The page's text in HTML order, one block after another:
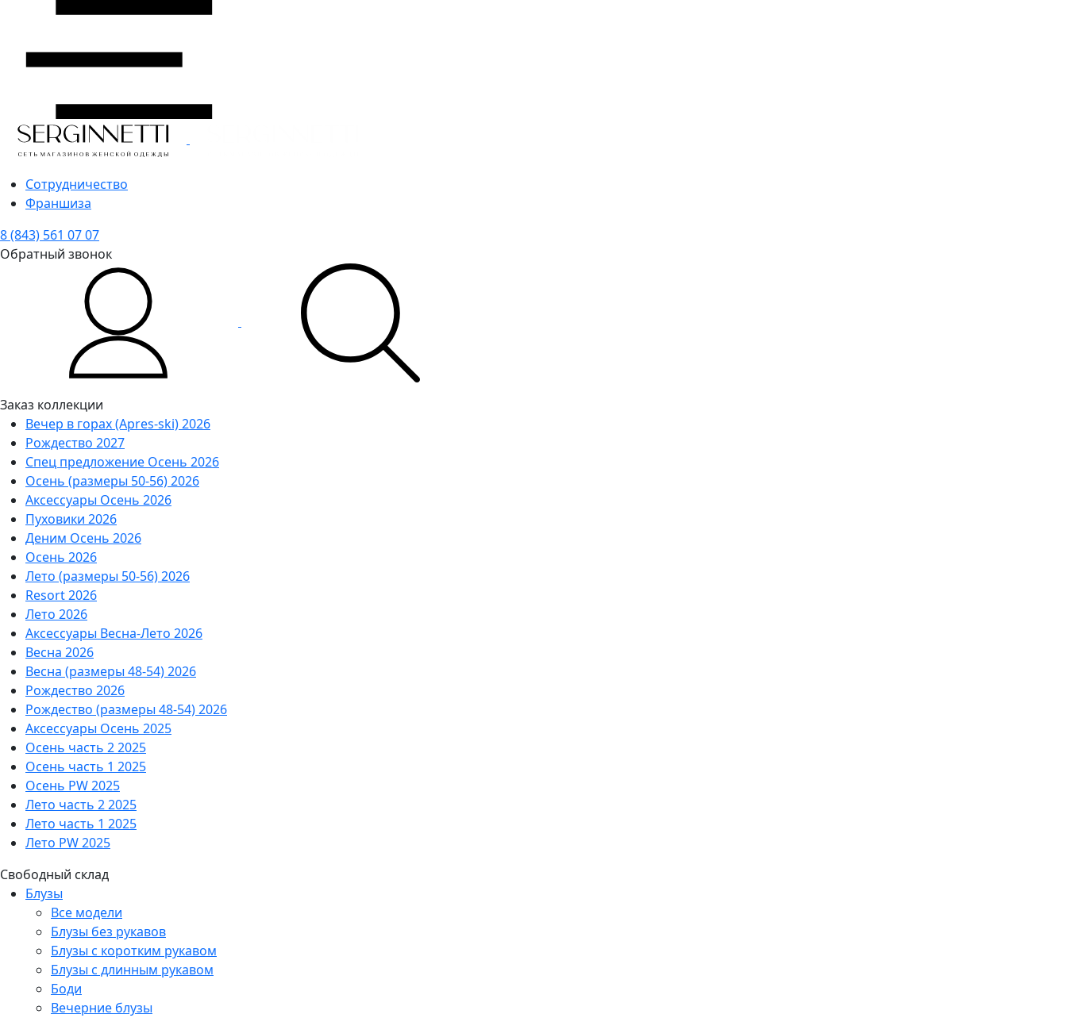
Сотрудничество
Франшиза
8 (843) 561 07 07
Обратный звонок
Заказ коллекции
Вечер в горах (Apres-ski) 2026
Рождество 2027
Спец предложение Осень 2026
Осень (размеры 50-56) 2026
Аксессуары Осень 2026
Пуховики 2026
Деним Осень 2026
Осень 2026
Лето (размеры 50-56) 2026
Resort 2026
Лето 2026
Аксессуары Весна-Лето 2026
Весна 2026
Весна (размеры 48-54) 2026
Рождество 2026
Рождество (размеры 48-54) 2026
Аксессуары Осень 2025
Осень часть 2 2025
Осень часть 1 2025
Осень PW 2025
Лето часть 2 2025
Лето часть 1 2025
Лето PW 2025
Свободный склад
Блузы
Все модели
Блузы без рукавов
Блузы с коротким рукавом
Блузы с длинным рукавом
Боди
Вечерние блузы